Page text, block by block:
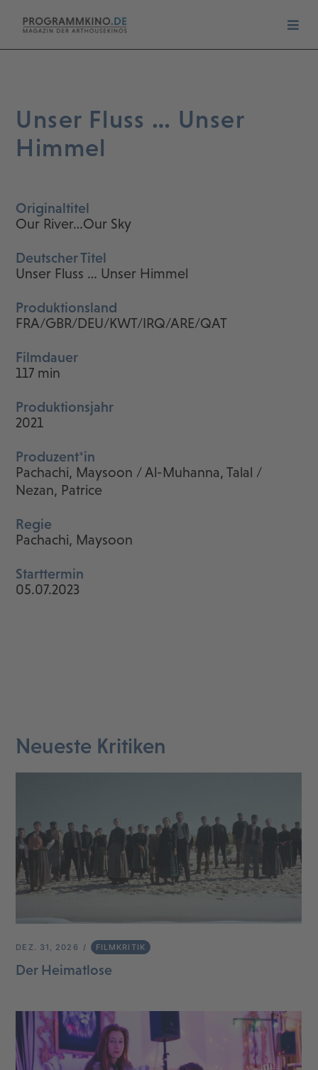
Unser Fluss … Unser
Himmel
Originaltitel
Our River…Our Sky
Deutscher Titel
Unser Fluss … Unser Himmel
Produktionsland
FRA/GBR/DEU/KWT/IRQ/ARE/QAT
Filmdauer
117 min
Produktionsjahr
2021
Produzent*in
Pachachi, Maysoon / Al-Muhanna, Talal /
Nezan, Patrice
Regie
Pachachi, Maysoon
Starttermin
05.07.2023
Neueste Kritiken
DEZ. 31, 2026 FILMKRITIK
Der Heimatlose